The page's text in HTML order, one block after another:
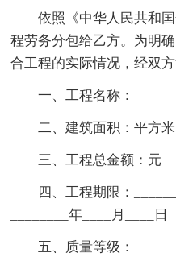
依照《中华人民共和
程劳务分包给乙方。为明
合工程的实际情况，经双
一、工程名称：
二、建筑面积：平方米
三、工程总金额：元
四、工程期限：
________年____月____日
五、质量等级：